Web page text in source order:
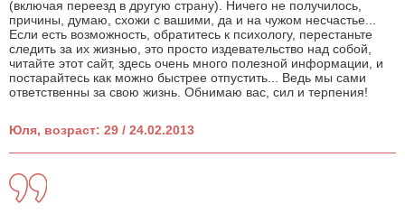
(включая переезд в другую страну). Ничего не получилось,
причины, думаю, схожи с вашими, да и на чужом несчастье...
Если есть возможность, обратитесь к психологу, перестаньте
следить за их жизнью, это просто издевательство над собой,
читайте этот сайт, здесь очень много полезной информации, и
постарайтесь как можно быстрее отпустить... Ведь мы сами
ответственны за свою жизнь. Обнимаю вас, сил и терпения!
Юля, возраст: 29 / 24.02.2013